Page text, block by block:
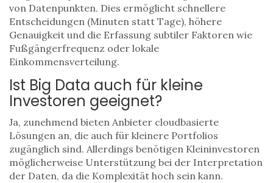
von Datenpunkten. Dies ermöglicht schnellere
Entscheidungen (Minuten statt Tage), höhere
Genauigkeit und die Erfassung subtiler Faktoren wie
Fußgängerfrequenz oder lokale
Einkommensverteilung.
Ist Big Data auch für kleine
Investoren geeignet?
Ja, zunehmend bieten Anbieter cloudbasierte
Lösungen an, die auch für kleinere Portfolios
zugänglich sind. Allerdings benötigen Kleininvestoren
möglicherweise Unterstützung bei der Interpretation
der Daten, da die Komplexität hoch sein kann.